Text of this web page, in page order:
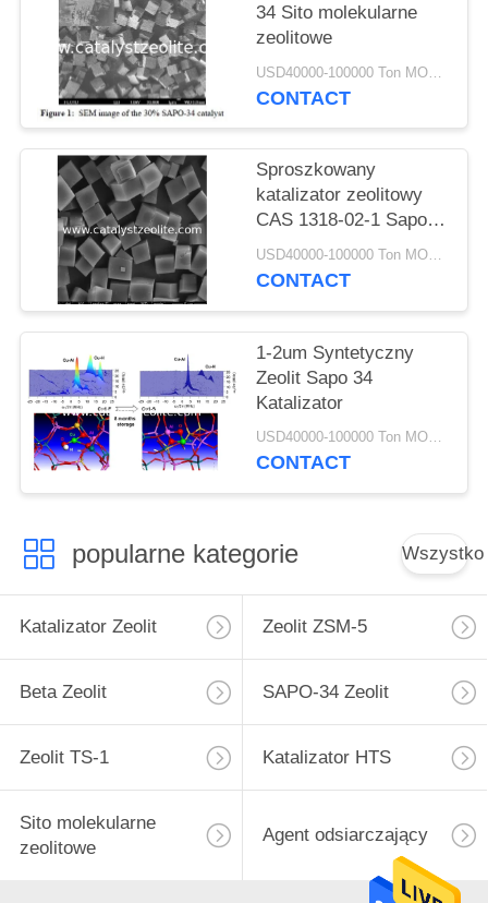
34 Sito molekularne
zeolitowe
USD40000-100000 Ton MOQ:1 KG
CONTACT
Sproszkowany
katalizator zeolitowy
CAS 1318-02-1 Sapo-
34 do spalin
samochodowych MTO
USD40000-100000 Ton MOQ:1 KG
CONTACT
1-2um Syntetyczny
Zeolit ​​Sapo 34
Katalizator
USD40000-100000 Ton MOQ:1 KG
CONTACT
popularne kategorie Wszystko
Katalizator Zeolit Zeolit ​​ZSM-5
Beta Zeolit SAPO-34 Zeolit
Zeolit ​​TS-1 Katalizator HTS
Sito molekularne
zeolitowe
Agent odsiarczający